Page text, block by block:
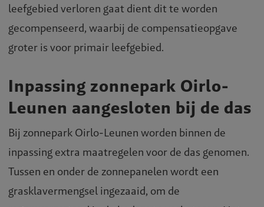
leefgebied verloren gaat dient dit te worden
gecompenseerd, waarbij de compensatieopgave
groter is voor primair leefgebied.
Inpassing zonnepark Oirlo-
Leunen aangesloten bij de das
Bij zonnepark Oirlo-Leunen worden binnen de
inpassing extra maatregelen voor de das genomen.
Tussen en onder de zonnepanelen wordt een
grasklavermengsel ingezaaid, om de